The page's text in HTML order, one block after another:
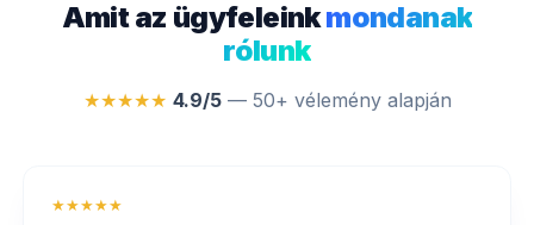
Amit az ügyfeleinkmondanak
rólunk
★★★★★ 4.9/5 — 50+ vélemény alapján
★★★★★